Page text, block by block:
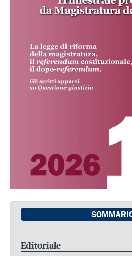
Editoriale